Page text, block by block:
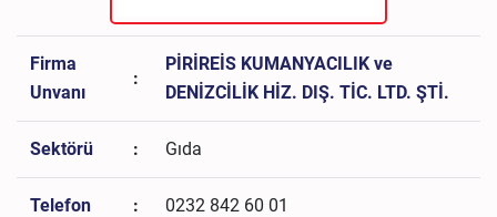
Firma
Unvanı
:
PİRİREİS KUMANYACILIK ve
DENİZCİLİK HİZ. DIŞ. TİC. LTD. ŞTİ.
Sektörü : Gıda
Telefon : 0232 842 60 01